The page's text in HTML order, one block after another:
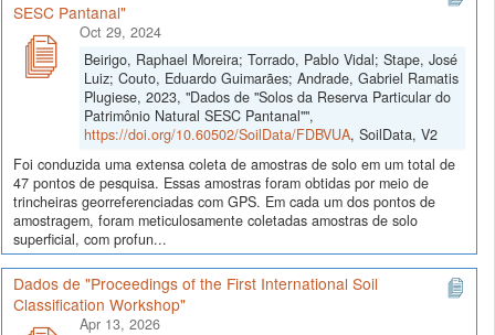
SESC Pantanal"
Oct 29, 2024
Beirigo, Raphael Moreira; Torrado, Pablo Vidal; Stape, José
Luiz; Couto, Eduardo Guimarães; Andrade, Gabriel Ramatis
Plugiese, 2023, "Dados de "Solos da Reserva Particular do
Patrimônio Natural SESC Pantanal"",
https://doi.org/10.60502/SoilData/FDBVUA, SoilData, V2
Foi conduzida uma extensa coleta de amostras de solo em um total de
47 pontos de pesquisa. Essas amostras foram obtidas por meio de
trincheiras georreferenciadas com GPS. Em cada um dos pontos de
amostragem, foram meticulosamente coletadas amostras de solo
superficial, com profun...
Dados de "Proceedings of the First International Soil
Classification Workshop"
Apr 13, 2026